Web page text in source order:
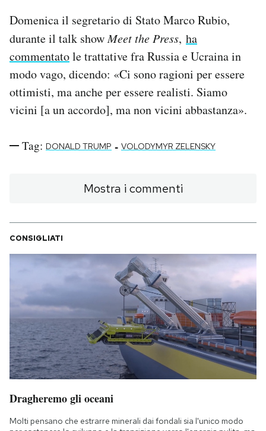
Domenica il segretario di Stato Marco Rubio,
durante il talk showMeet the Press, ha
commentatole trattative fra Russia e Ucraina in
modo vago, dicendo: «Ci sono ragioni per essere
ottimisti, ma anche per essere realisti. Siamo
vicini [a un accordo], ma non vicini abbastanza».
Tag: DONALD TRUMP - VOLODYMYR ZELENSKY
Mostra i commenti
CONSIGLIATI
Dragheremo gli oceani
Molti pensano che estrarre minerali dai fondali sia l'unico modo